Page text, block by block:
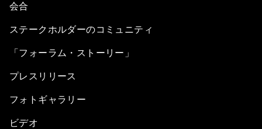
会合
ステークホルダーのコミュニティ
「フォーラム・ストーリー」
プレスリリース
フォトギャラリー
ビデオ